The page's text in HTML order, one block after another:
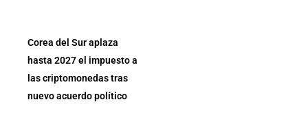
Corea del Sur aplaza
hasta 2027 el impuesto a
las criptomonedas tras
nuevo acuerdo político